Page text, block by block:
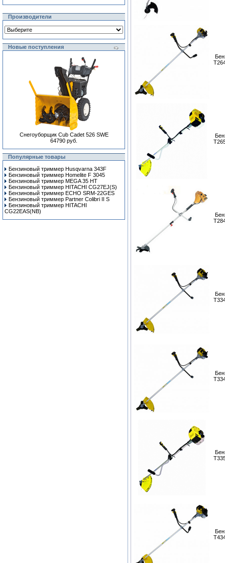
Производители
Новые поступления
Снегоуборщик Cub Cadet 526 SWE
64790 руб.
Популярные товары
Бензиновый триммер Husqvarna 343F
Бензиновый триммер Homelite F 3045
Бензиновый триммер MEGA 35 HT
Бензиновый триммер HITACHI CG27EJ(S)
Бензиновый триммер ECHO SRM-22GES
Бензиновый триммер Partner Colibri II S
Бензиновый триммер HITACHI
CG22EAS(NB)